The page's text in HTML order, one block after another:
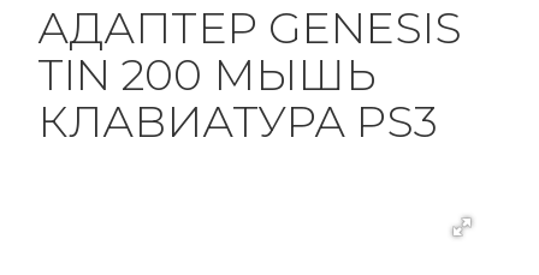
АДАПТЕР GENESIS
TIN 200 МЫШЬ
КЛАВИАТУРА PS3